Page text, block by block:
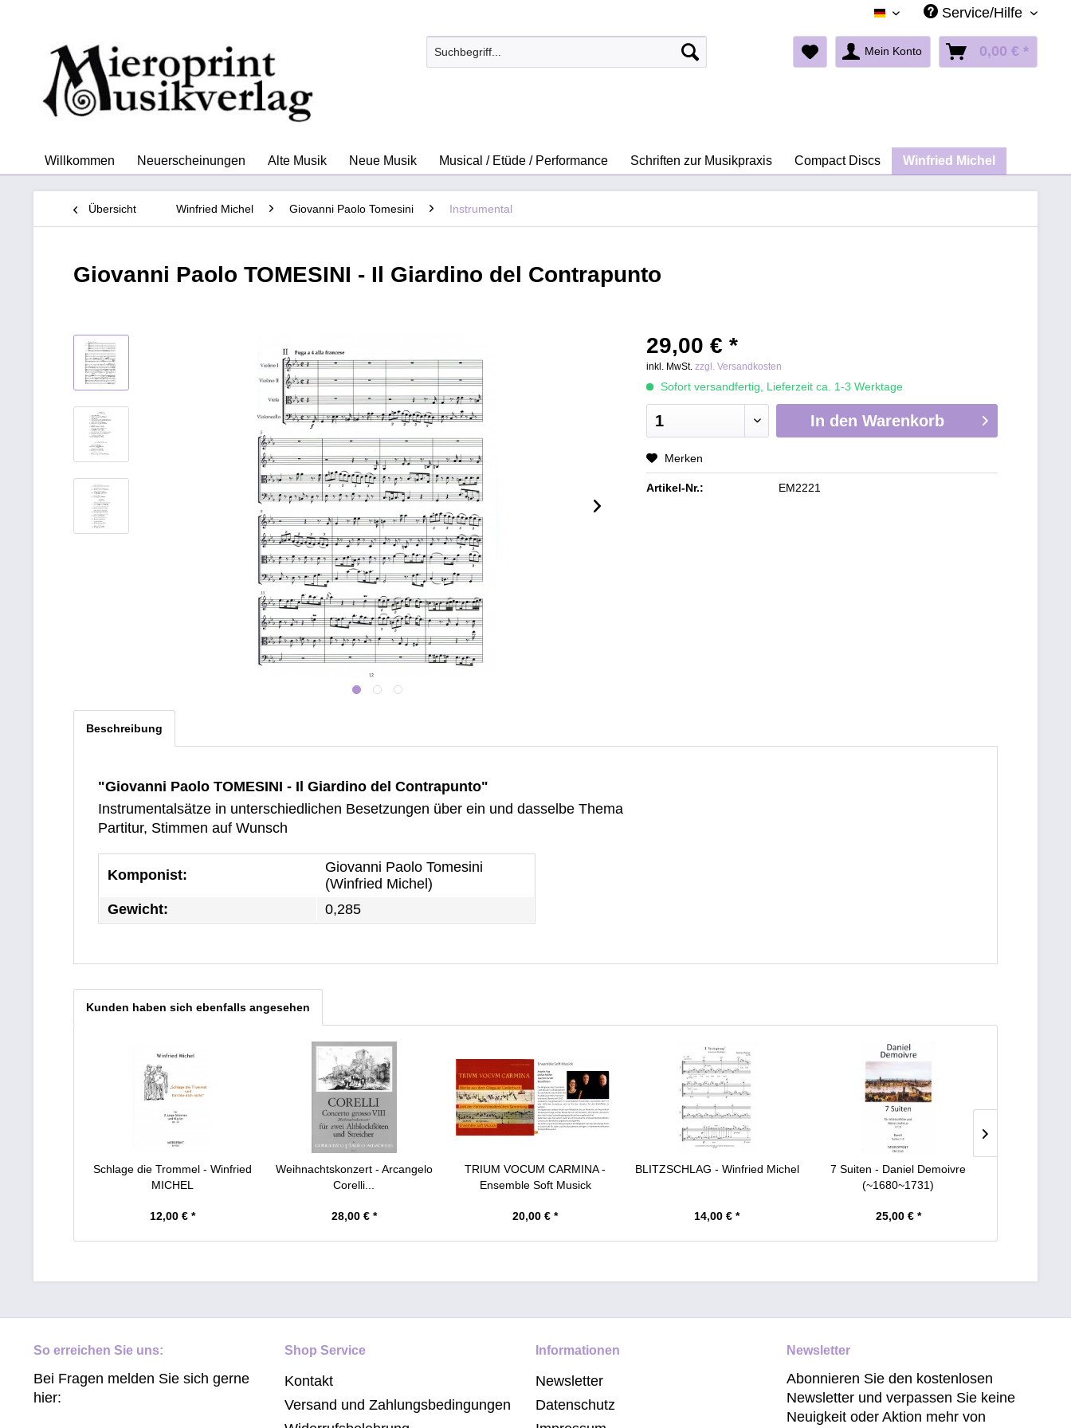
Deutsch Service/Hilfe
Mein Konto 0,00 € *
Willkommen Neuerscheinungen Alte Musik Neue Musik Musical / Etüde / Performance Schriften zur Musikpraxis Compact Discs Winfried Michel
Übersicht Winfried Michel Giovanni Paolo Tomesini Instrumental
Giovanni Paolo TOMESINI - Il Giardino del Contrapunto
29,00 € *
inkl. MwSt.zzgl. Versandkosten
Sofort versandfertig, Lieferzeit ca. 1-3 Werktage
In den Warenkorb
Merken
Artikel-Nr.: EM2221
Beschreibung
"Giovanni Paolo TOMESINI - Il Giardino del Contrapunto"
Instrumentalsätze in unterschiedlichen Besetzungen über ein und dasselbe Thema
Partitur, Stimmen auf Wunsch
Komponist:
Giovanni Paolo Tomesini
(Winfried Michel)
Gewicht:
0,285
Kunden haben sich ebenfalls angesehen
Schlage die Trommel - Winfried
MICHEL
12,00 € *
Weihnachtskonzert - Arcangelo
Corelli...
28,00 € *
TRIUM VOCUM CARMINA -
Ensemble Soft Musick
20,00 € *
BLITZSCHLAG - Winfried Michel
14,00 € *
7 Suiten - Daniel Demoivre
(~1680~1731)
25,00 € *
So erreichen Sie uns:
Bei Fragen melden Sie sich gerne
hier:
Shop Service
Kontakt
Versand und Zahlungsbedingungen
Informationen
Newsletter
Datenschutz
Newsletter
Abonnieren Sie den kostenlosen
Newsletter und verpassen Sie keine
Neuigkeit oder Aktion mehr von